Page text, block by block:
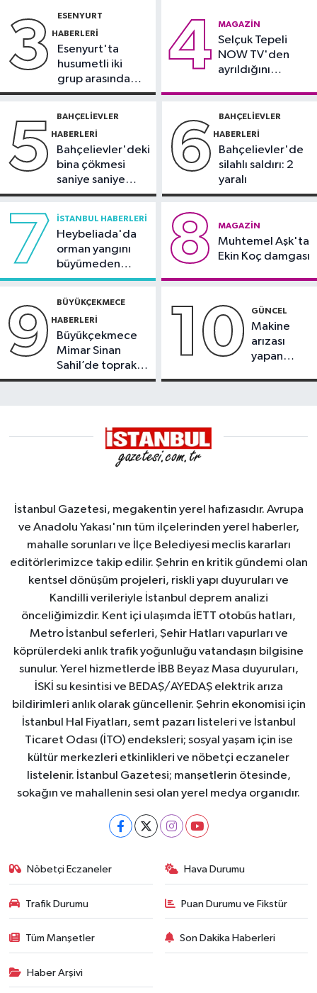
yasaklandı
Şirin gözaltına alındı
3 ESENYURT
HABERLERI
Esenyurt'ta
husumetli iki
grup arasında
silahlı kavga
4 MAGAZIN
Selçuk Tepeli
NOW TV'den
ayrıldığını
5 BAHÇELIEVLER
HABERLERI
Bahçelievler'deki
bina çökmesi
saniye saniye
görüntülendi
6 BAHÇELIEVLER
HABERLERI
Bahçelievler'de
silahlı saldırı: 2
yaralı
7 İSTANBUL HABERLERI
Heybeliada'da
orman yangını
büyümeden
söndürüldü
8 MAGAZIN
Muhtemel Aşk'ta
Ekin Koç damgası
9 BÜYÜKÇEKMECE
HABERLERI
Büyükçekmece
Mimar Sinan
Sahil’de toprak
kayması
10 GÜNCEL
Makine
arızası
yapan
İstanbul Gazetesi, megakentin yerel hafızasıdır. Avrupa
ve Anadolu Yakası'nın tüm ilçelerinden yerel haberler,
mahalle sorunları ve İlçe Belediyesi meclis kararları
editörlerimizce takip edilir. Şehrin en kritik gündemi olan
kentsel dönüşüm projeleri, riskli yapı duyuruları ve
Kandilli verileriyle İstanbul deprem analizi
önceliğimizdir. Kent içi ulaşımda İETT otobüs hatları,
Metro İstanbul seferleri, Şehir Hatları vapurları ve
köprülerdeki anlık trafik yoğunluğu vatandaşın bilgisine
sunulur. Yerel hizmetlerde İBB Beyaz Masa duyuruları,
İSKİ su kesintisi ve BEDAŞ/AYEDAŞ elektrik arıza
bildirimleri anlık olarak güncellenir. Şehrin ekonomisi için
İstanbul Hal Fiyatları, semt pazarı listeleri ve İstanbul
Ticaret Odası (İTO) endeksleri; sosyal yaşam için ise
kültür merkezleri etkinlikleri ve nöbetçi eczaneler
listelenir. İstanbul Gazetesi; manşetlerin ötesinde,
sokağın ve mahallenin sesi olan yerel medya organıdır.
Nöbetçi Eczaneler Hava Durumu
Trafik Durumu Puan Durumu ve Fikstür
Tüm Manşetler Son Dakika Haberleri
Haber Arşivi